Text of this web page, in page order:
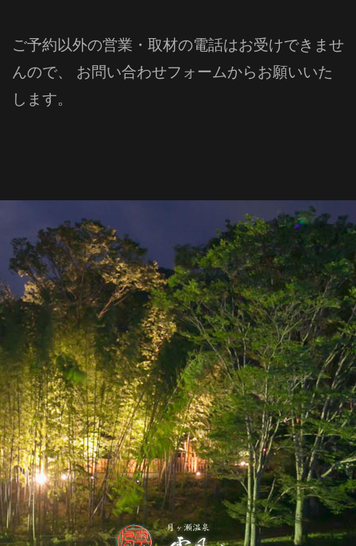
ご予約以外の営業・取材の電話はお受けできませ
んので、 お問い合わせフォームからお願いいた
します。